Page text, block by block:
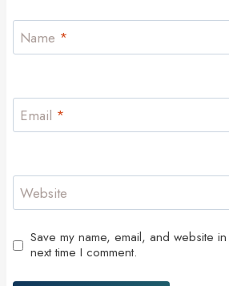
Name *
Email *
Website
Save my name, email, and website
next time I comment.